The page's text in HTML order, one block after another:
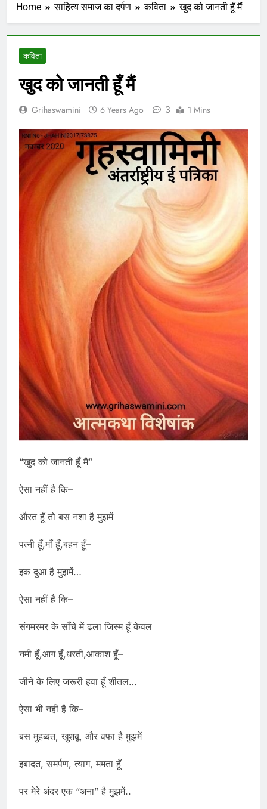
Home साहित्य समाज का दर्पण कविता खुद को जानती हूँ मैं
कविता
खुद को जानती हूँ मैं
Grihaswamini 6 Years Ago 3 1 Mins
“खुद को जानती हूँ मैं”
ऐसा नहीं है कि–
औरत हूँ तो बस नशा है मुझमें
पत्नी हूँ,माँ हूँ,बहन हूँ–
इक दुआ है मुझमें…
ऐसा नहीं है कि–
संगमरमर के साँचे में ढला जिस्म हूँ केवल
नमी हूँ,आग हूँ,धरती,आकाश हूँ–
जीने के लिए जरूरी हवा हूँ शीतल…
ऐसा भी नहीं है कि–
बस मुहब्बत, खुशबू, और वफा है मुझमें
इबादत, समर्पण, त्याग, ममता हूँ
पर मेरे अंदर एक “अना” है मुझमें..